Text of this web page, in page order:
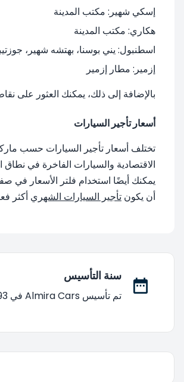
إسكي شهير: مكتب المدينة
هكاري: مكتب المدينة
اسطنبول: يني بوسنا، بهتشه شهير،
إزمير: مطار إزمير
بالإضافة إلى ذلك، يمكنك العثور على
أسعار تأجير السيارات
تختلف أسعار تأجير السيارات حسب
الاقتصادية والسيارات الفاخرة في
يمكنك أيضًا استخدام فلتر الأسعار في
أن يكون تأجير السيارات الشهري أكثر فعالية من حيث
سنة التأسيس
تم تأسيس Almira Cars في 1993.